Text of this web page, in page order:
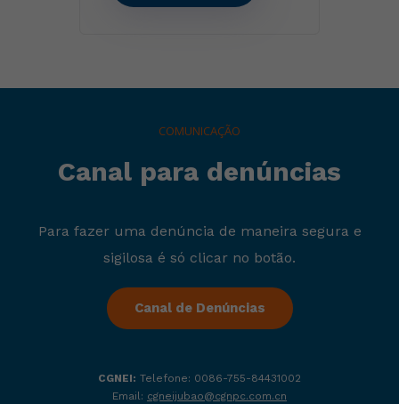
COMUNICAÇÃO
Canal para denúncias
Para fazer uma denúncia de maneira segura e
sigilosa é só clicar no botão.
Canal de Denúncias
CGNEI: Telefone: 0086-755-84431002
Email: cgneijubao@cgnpc.com.cn